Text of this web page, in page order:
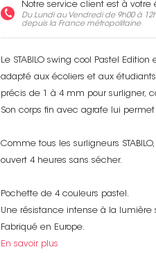
Notre service client est à
Du Lundi au Vendredi de 9h00 à
depuis la France métropolitaine
Le STABILO swing cool Pastel
adapté aux écoliers et aux
précis de 1 à 4 mm pour surligner,
Son corps fin avec agrafe lui
Comme tous les surligneurs
ouvert 4 heures sans sécher.
Pochette de 4 couleurs pastel.
Une résistance intense à la lumière
Fabriqué en Europe.
En savoir plus